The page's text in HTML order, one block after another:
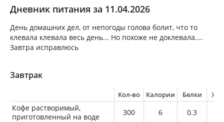
Дневник питания за 11.04.2026
День домашних дел, от непогоды голова болит, что то
клевала клевала весь день... Но похоже не доклевала....
Завтра исправлюсь
Завтрак
Кол-во Калории Белки
Кофе растворимый,
приготовленный на воде
300 6 0.3